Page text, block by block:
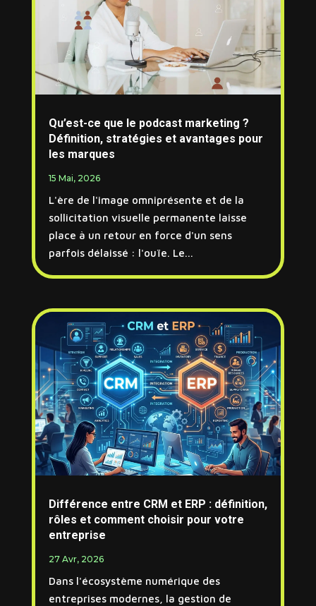
Qu’est-ce que le podcast marketing ?
Définition, stratégies et avantages pour
les marques
15 Mai, 2026
L'ère de l'image omniprésente et de la
sollicitation visuelle permanente laisse
place à un retour en force d'un sens
parfois délaissé : l'ouïe. Le...
Différence entre CRM et ERP : définition,
rôles et comment choisir pour votre
entreprise
27 Avr, 2026
Dans l'écosystème numérique des
entreprises modernes, la gestion de